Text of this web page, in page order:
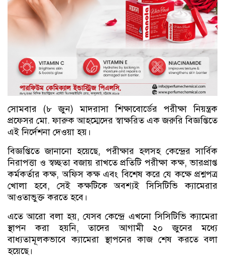
সোমবার (৮ জুন) মাদরাসা শিক্ষাবোর্ডের পরীক্ষা নিয়ন্ত্রক
প্রফেসর মো. ফারুক আহম্মেদের স্বাক্ষরিত এক জরুরি বিজ্ঞপ্তিতে
এই নির্দেশনা দেওয়া হয়।
বিজ্ঞপ্তিতে জানানো হয়েছে, পরীক্ষার হলসহ কেন্দ্রের সার্বিক
নিরাপত্তা ও স্বচ্ছতা বজায় রাখতে প্রতিটি পরীক্ষা কক্ষ, ভারপ্রাপ্ত
কর্মকর্তার কক্ষ, অফিস কক্ষ এবং বিশেষ করে যে কক্ষে প্রশ্নপত্র
খোলা হবে, সেই কক্ষটিকে অবশ্যই সিসিটিভি ক্যামেরার
আওতাভুক্ত করতে হবে।
এতে আরো বলা হয়, যেসব কেন্দ্রে এখনো সিসিটিভি ক্যামেরা
স্থাপন করা হয়নি, তাদের আগামী ২০ জুনের মধ্যে
বাধ্যতামূলকভাবে ক্যামেরা স্থাপনের কাজ শেষ করতে বলা
হয়েছে।